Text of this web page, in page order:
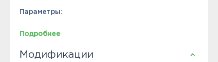
Параметры:
Подробнее
Модификации